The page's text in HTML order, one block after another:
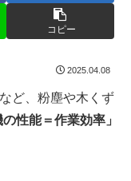
コピー
2025.04.08
ど、粉塵や木くず
の性能＝作業効率」